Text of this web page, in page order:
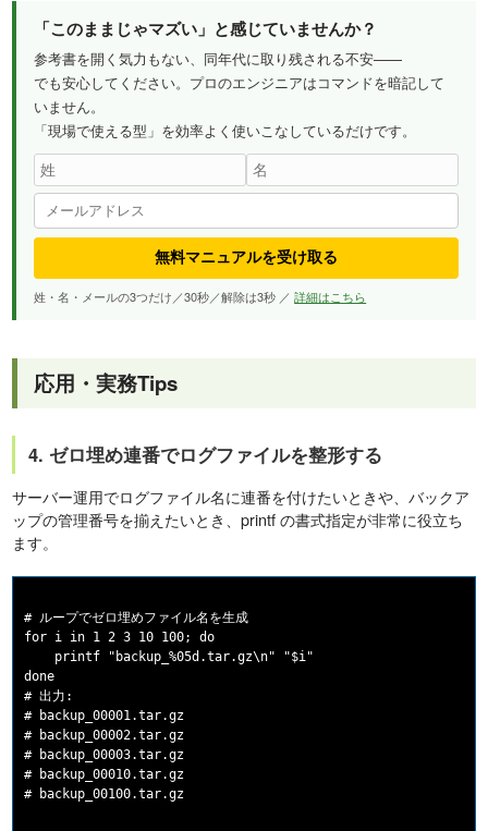
「このままじゃマズい」と感じていませんか？
参考書を開く気力もない、同年代に取り残される不安——
でも安心してください。プロのエンジニアはコマンドを暗記して
いません。
「現場で使える型」を効率よく使いこなしているだけです。
無料マニュアルを受け取る
姓・名・メールの3つだけ／30秒／解除は3秒 ／詳細はこちら
応用・実務Tips
4. ゼロ埋め連番でログファイルを整形する
サーバー運用でログファイル名に連番を付けたいときや、バックア
ップの管理番号を揃えたいとき、printf の書式指定が非常に役立ち
ます。
# ループでゼロ埋めファイル名を生成
for i in 1 2 3 10 100; do
    printf "backup_%05d.tar.gz\n" "$i"
done
# 出力:
# backup_00001.tar.gz
# backup_00002.tar.gz
# backup_00003.tar.gz
# backup_00010.tar.gz